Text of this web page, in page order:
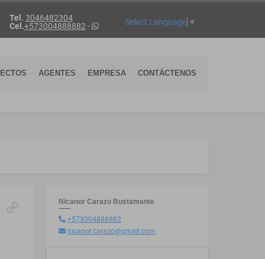
Tel. 3046482304
Cel.+573004888882 - Select Language ▼
AGENTES EMPRESA CONTÁCTENOS
Nicanor Carazo Bustamante
+573004888882
nicanor.carazo@gmail.com